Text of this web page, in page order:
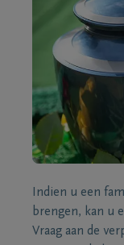
Indien u een
brengen, kan u
Vraag aan de